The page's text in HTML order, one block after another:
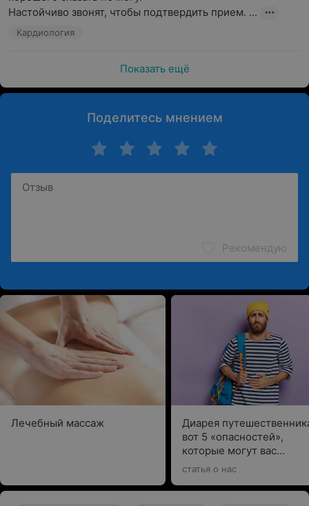
Настойчиво звонят, чтобы подтвердить прием. ...
Кардиология
Показать ещё
Поделитесь мнением
Рекомендую
Лечебный массаж
Диарея
вот 5 «опасностей»,
которые могут вас
нежданно настигнуть
статья о нас